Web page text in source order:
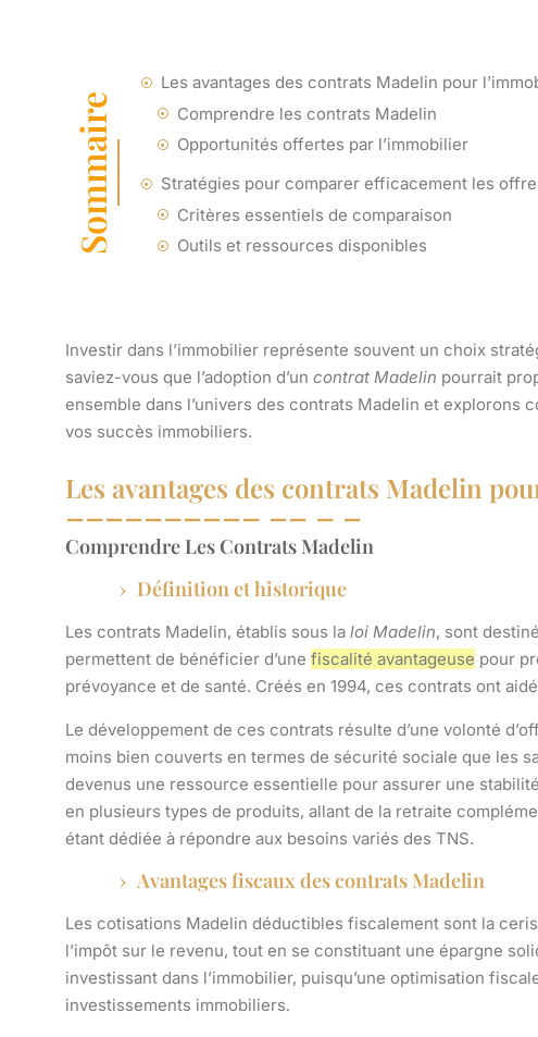
Sommaire
Les avantages des contrats Madelin pour
Comprendre les contrats Madelin
Opportunités offertes par l’immobilier
Stratégies pour comparer efficacement les
Critères essentiels de comparaison
Outils et ressources disponibles
Investir dans l’immobilier représente souvent un choix
saviez-vous que l’adoption d’un contrat Madelin pourrait
ensemble dans l’univers des contrats Madelin et explorons
vos succès immobiliers.
Les avantages des contrats Madelin
Comprendre Les Contrats Madelin
Définition et historique
Les contrats Madelin, établis sous la loi Madelin, sont
permettent de bénéficier d’une fiscalité avantageuse pour
prévoyance et de santé. Créés en 1994, ces contrats ont
Le développement de ces contrats résulte d’une volonté
moins bien couverts en termes de sécurité sociale que les
devenus une ressource essentielle pour assurer une
en plusieurs types de produits, allant de la retraite
étant dédiée à répondre aux besoins variés des TNS.
Avantages fiscaux des contrats Madelin
Les cotisations Madelin déductibles fiscalement sont la
l’impôt sur le revenu, tout en se constituant une épargne
investissant dans l’immobilier, puisqu’une optimisation
investissements immobiliers.